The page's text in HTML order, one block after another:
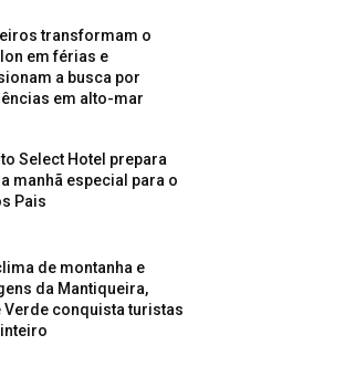
transformam o
em férias e
a busca por
em alto-mar
Select Hotel prepara
manhã especial para o
Pais
de montanha e
da Mantiqueira,
Verde conquista turistas